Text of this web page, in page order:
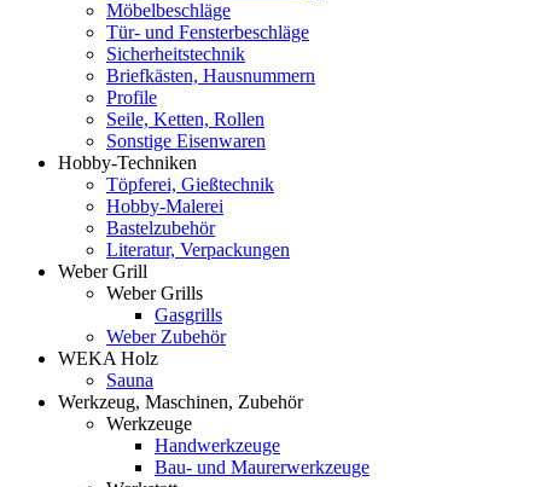
Möbelbeschläge
Tür- und Fensterbeschläge
Sicherheitstechnik
Briefkästen, Hausnummern
Profile
Seile, Ketten, Rollen
Sonstige Eisenwaren
Hobby-Techniken
Töpferei, Gießtechnik
Hobby-Malerei
Bastelzubehör
Literatur, Verpackungen
Weber Grill
Weber Grills
Gasgrills
Weber Zubehör
WEKA Holz
Sauna
Werkzeug, Maschinen, Zubehör
Werkzeuge
Handwerkzeuge
Bau- und Maurerwerkzeuge